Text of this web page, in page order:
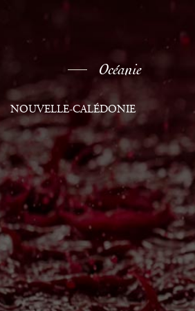
Océanie
NOUVELLE-CALÉDONIE